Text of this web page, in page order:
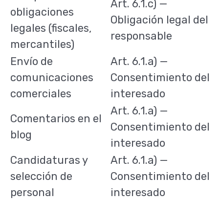
obligaciones
legales (fiscales,
mercantiles)
Art. 6.1.c) —
Obligación legal del
responsable
Envío de
comunicaciones
comerciales
Art. 6.1.a) —
Consentimiento del
interesado
Comentarios en el
blog
Art. 6.1.a) —
Consentimiento del
interesado
Candidaturas y
selección de
personal
Art. 6.1.a) —
Consentimiento del
interesado